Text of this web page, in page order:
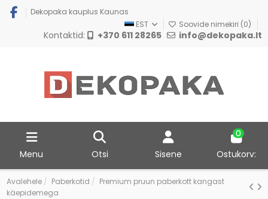
Dekopaka kauplus Kaunas
EST
Soovide nimekiri (0)
Kontaktid: +370 611 28265 info@dekopaka.lt
Menu Otsi Sisene
0
Ostukorv:
Avalehele Paberkotid
Premium pruun paberkott kangast
käepidemega